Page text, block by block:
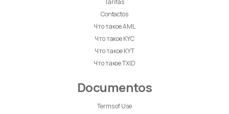
Contactos
Что такое AML
Что такое KYC
Что такое KYT
Что такое TXID
Documentos
Terms of Use